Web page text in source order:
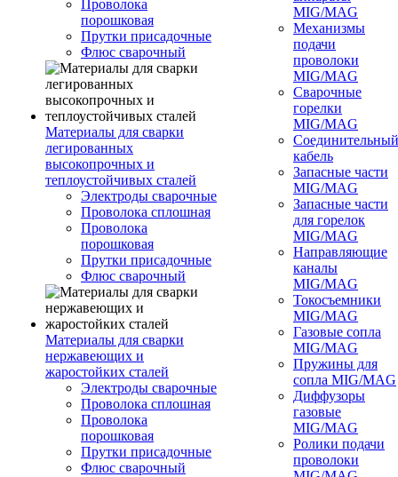
Проволока
порошковая
Прутки присадочные
Флюс сварочный
Материалы для сварки
легированных
высокопрочных и
теплоустойчивых сталей
Электроды сварочные
Проволока сплошная
Проволока
порошковая
Прутки присадочные
Флюс сварочный
Материалы для сварки
нержавеющих и
жаростойких сталей
Электроды сварочные
Проволока сплошная
Проволока
порошковая
Прутки присадочные
Флюс сварочный
MIG/MAG
Механизмы
подачи
проволоки
MIG/MAG
Сварочные
горелки
MIG/MAG
Соединительный
кабель
Запасные части
MIG/MAG
Запасные части
для горелок
MIG/MAG
Направляющие
каналы
MIG/MAG
Токосъемники
MIG/MAG
Газовые сопла
MIG/MAG
Пружины для
сопла MIG/MAG
Диффузоры
газовые
MIG/MAG
Ролики подачи
проволоки